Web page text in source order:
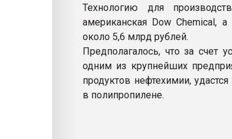
Технологию для
американская Dow Chemical,
около 5,6 млрд рублей.
Предполагалось, что за счет
одним из крупнейших
продуктов нефтехимии,
в полипропилене.